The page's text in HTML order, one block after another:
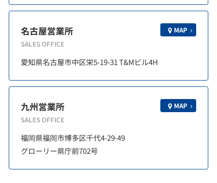
名古屋営業所
SALES OFFICE
MAP
愛知県名古屋市中区栄5-19-31 T&Mビル4H
九州営業所
SALES OFFICE
MAP
福岡県福岡市博多区千代4-29-49
グローリー県庁前702号